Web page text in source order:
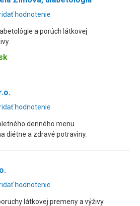
hodnotenie
a porúch látkovej
hodnotenie
denného menu
diétne a zdravé potraviny.
hodnotenie
látkovej premeny a výživy.